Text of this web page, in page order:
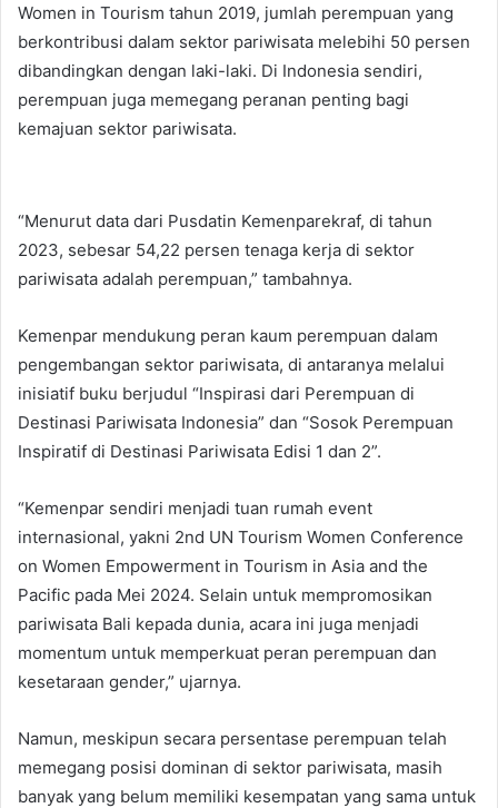
Women in Tourism tahun 2019, jumlah perempuan yang
berkontribusi dalam sektor pariwisata melebihi 50 persen
dibandingkan dengan laki-laki. Di Indonesia sendiri,
perempuan juga memegang peranan penting bagi
kemajuan sektor pariwisata.
“Menurut data dari Pusdatin Kemenparekraf, di tahun
2023, sebesar 54,22 persen tenaga kerja di sektor
pariwisata adalah perempuan,” tambahnya.
Kemenpar mendukung peran kaum perempuan dalam
pengembangan sektor pariwisata, di antaranya melalui
inisiatif buku berjudul “Inspirasi dari Perempuan di
Destinasi Pariwisata Indonesia” dan “Sosok Perempuan
Inspiratif di Destinasi Pariwisata Edisi 1 dan 2”.
“Kemenpar sendiri menjadi tuan rumah event
internasional, yakni 2nd UN Tourism Women Conference
on Women Empowerment in Tourism in Asia and the
Pacific pada Mei 2024. Selain untuk mempromosikan
pariwisata Bali kepada dunia, acara ini juga menjadi
momentum untuk memperkuat peran perempuan dan
kesetaraan gender,” ujarnya.
Namun, meskipun secara persentase perempuan telah
memegang posisi dominan di sektor pariwisata, masih
banyak yang belum memiliki kesempatan yang sama untuk